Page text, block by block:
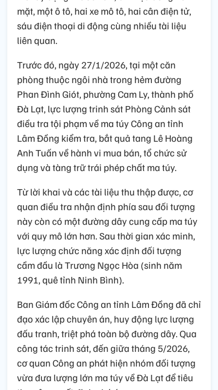
mặt, một ô tô, hai xe mô tô, hai cân điện tử,
sáu điện thoại di động cùng nhiều tài liệu
liên quan.
Trước đó, ngày 27/1/2026, tại một căn
phòng thuộc ngôi nhà trong hẻm đường
Phan Đình Giót, phường Cam Ly, thành phố
Đà Lạt, lực lượng trinh sát Phòng Cảnh sát
điều tra tội phạm về ma túy Công an tỉnh
Lâm Đồng kiểm tra, bắt quả tang Lê Hoàng
Anh Tuấn về hành vi mua bán, tổ chức sử
dụng và tàng trữ trái phép chất ma túy.
Từ lời khai và các tài liệu thu thập được, cơ
quan điều tra nhận định phía sau đối tượng
này còn có một đường dây cung cấp ma túy
với quy mô lớn hơn. Sau thời gian xác minh,
lực lượng chức năng xác định đối tượng
cầm đầu là Trương Ngọc Hòa (sinh năm
1991, quê tỉnh Ninh Bình).
Ban Giám đốc Công an tỉnh Lâm Đồng đã chỉ
đạo xác lập chuyên án, huy động lực lượng
đấu tranh, triệt phá toàn bộ đường dây. Qua
công tác trinh sát, đến giữa tháng 5/2026,
cơ quan Công an phát hiện nhóm đối tượng
vừa đưa lượng lớn ma túy về Đà Lạt để tiêu